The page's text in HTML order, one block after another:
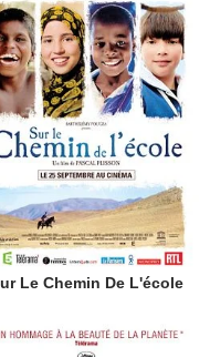
Le Chemin De L'école